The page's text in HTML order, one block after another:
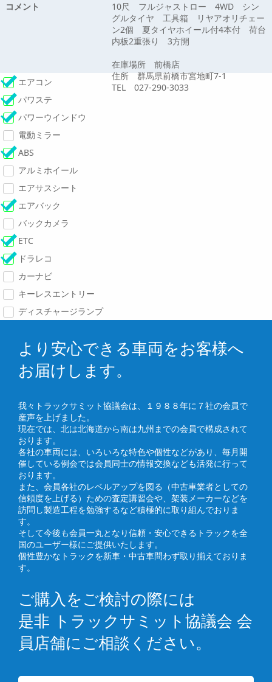
コメント
10尺 フルジャストロー 4WD シン
グルタイヤ 工具箱 リヤアオリチェー
ン2個 夏タイヤホイール付4本付 荷台
内板2重張り 3方開
在庫場所 前橋店
住所 群馬県前橋市宮地町7-1
TEL 027-290-3033
エアコン
パワステ
パワーウインドウ
電動ミラー
ABS
アルミホイール
エアサスシート
エアバック
バックカメラ
ETC
ドラレコ
カーナビ
キーレスエントリー
ディスチャージランプ
より安心できる車両をお客様へ
お届けします。
我々トラックサミット協議会は、１９８８年に７社の会員で
産声を上げました。
現在では、北は北海道から南は九州までの会員で構成されて
おります。
各社の車両には、いろいろな特色や個性などがあり、毎月開
催している例会では会員同士の情報交換なども活発に行って
おります。
また、会員各社のレベルアップを図る（中古車業者としての
信頼度を上げる）ための査定講習会や、架装メーカーなどを
訪問し製造工程を勉強するなど積極的に取り組んでおりま
す。
そして今後も会員一丸となり信頼・安心できるトラックを全
国のユーザー様にご提供いたします。
個性豊かなトラックを新車・中古車問わず取り揃えておりま
す。
ご購入をご検討の際には
是非 トラックサミット協議会 会
員店舗にご相談ください。